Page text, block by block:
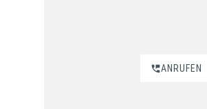
ANRUFEN